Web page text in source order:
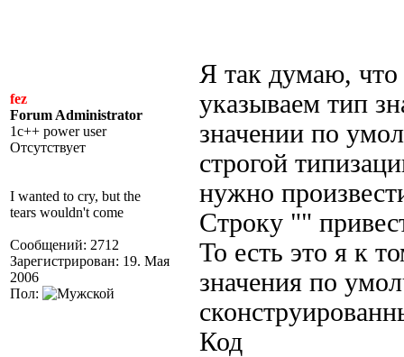
fez
Forum Administrator
1c++ power user
Отсутствует
I wanted to cry, but the
tears wouldn't come
Сообщений: 2712
Зарегистрирован: 19. Мая
2006
Пол:
Я так думаю, что
указываем тип
значении по
строгой
нужно
Строку ""
То есть это я к
значения по
Код